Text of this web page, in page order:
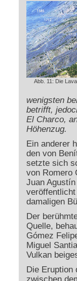
Abb. 11: Die
wenigsten
betrifft,
El Charco,
Höhenzug.
Ein anderer
den von
setzte sich
von Romero
Juan
veröffentlicht
damaligen
Der
Quelle,
Gómez
Miguel
Vulkan
Die Eruption